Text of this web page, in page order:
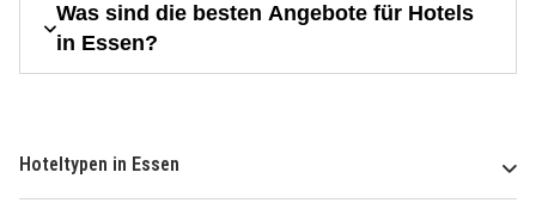
Was sind die besten Angebote für Hotels
in Essen?
Hoteltypen in Essen